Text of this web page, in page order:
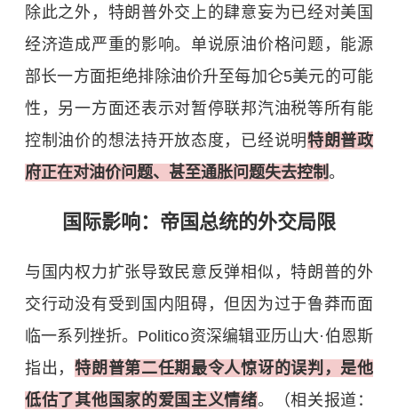
除此之外，特朗普外交上的肆意妄为已经对美国
经济造成严重的影响。单说原油价格问题，能源
部长一方面拒绝排除油价升至每加仑5美元的可能
性，另一方面还表示对暂停联邦汽油税等所有能
控制油价的想法持开放态度，已经说明特朗普政
府正在对油价问题、甚至通胀问题失去控制。
国际影响：帝国总统的外交局限
与国内权力扩张导致民意反弹相似，特朗普的外
交行动没有受到国内阻碍，但因为过于鲁莽而面
临一系列挫折。Politico资深编辑亚历山大·伯恩斯
指出，特朗普第二任期最令人惊讶的误判，是他
低估了其他国家的爱国主义情绪。（相关报道：